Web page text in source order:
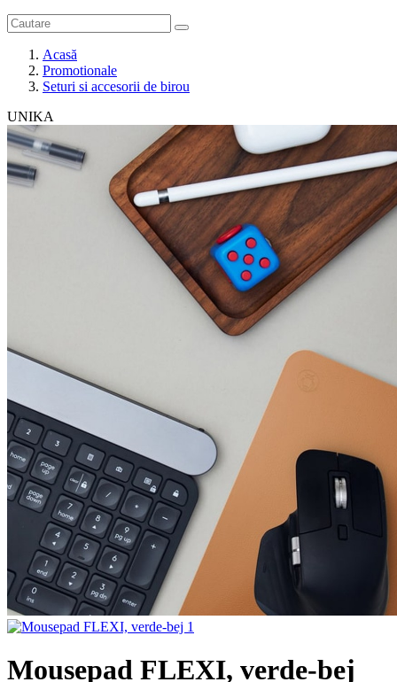
Acasă
Promotionale
Seturi si accesorii de birou
UNIKA
Mousepad FLEXI, verde-bej